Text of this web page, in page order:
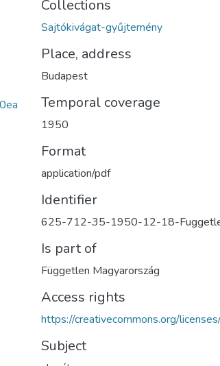
Collections
Sajtókivágat-gyűjtemény
Place, address
Budapest
Temporal coverage
1950
Format
application/pdf
Identifier
625-712-35-1950-12-18-
Is part of
Független Magyarország
Access rights
https://creativecommons.org/
Subject